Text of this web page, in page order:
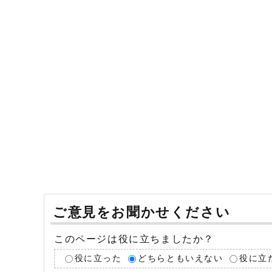
ご意見をお聞かせください
このページは役に立ちましたか？
役に立った どちらともいえない 役に立